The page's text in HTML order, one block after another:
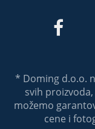

* Doming d.o.o.
svih
možemo
cene i